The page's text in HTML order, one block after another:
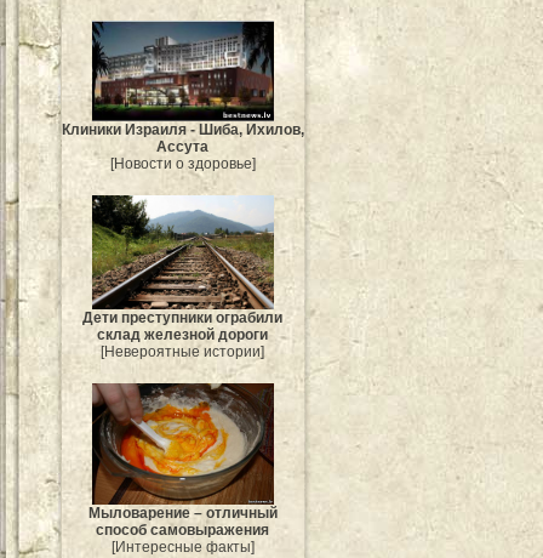
Клиники Израиля - Шиба, Ихилов,
Ассута
[Новости о здоровье]
Дети преступники ограбили
склад железной дороги
[Невероятные истории]
Мыловарение – отличный
способ самовыражения
[Интересные факты]